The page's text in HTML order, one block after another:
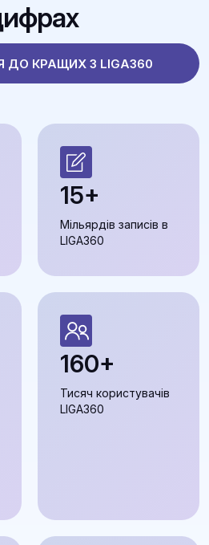
КРАЩИХ З LIGA360
15+
Мільярдів записів в
LIGA360
160+
Тисяч користувачів
LIGA360